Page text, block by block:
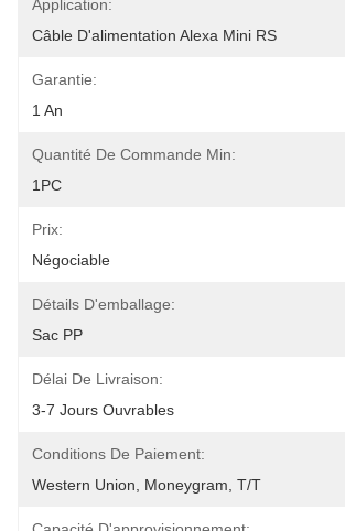
Application:
Câble D'alimentation Alexa Mini RS
Garantie:
1 An
Quantité De Commande Min:
1PC
Prix:
Négociable
Détails D'emballage:
Sac PP
Délai De Livraison:
3-7 Jours Ouvrables
Conditions De Paiement:
Western Union, Moneygram, T/T